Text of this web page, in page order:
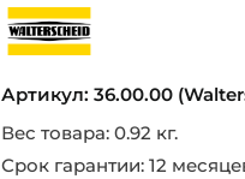
Артикул: 36.00.00
Вес товара: 0.92 кг.
Срок гарантии: 12